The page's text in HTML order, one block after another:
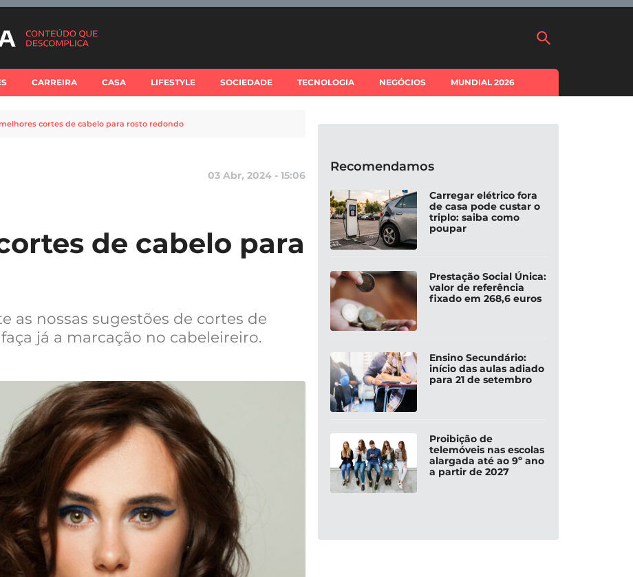
CARREIRA CASA LIFESTYLE SOCIEDADE TECNOLOGIA NEGÓCIOS MUNDIAL 2026
cortes de cabelo para rosto redondo
03 Abr, 2024 - 15:06
de cabelo para
as nossas sugestões de cortes de
já a marcação no cabeleireiro.
Recomendamos
Carregar elétrico fora
de casa pode custar o
triplo: saiba como
poupar
Prestação Social Única:
valor de referência
fixado em 268,6 euros
Ensino Secundário:
início das aulas adiado
para 21 de setembro
Proibição de
telemóveis nas escolas
alargada até ao 9º ano
a partir de 2027